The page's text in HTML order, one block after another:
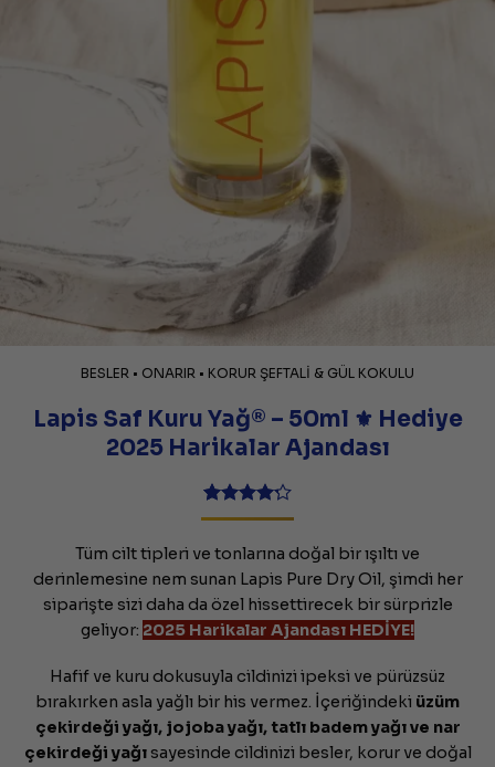
BESLER • ONARIR • KORUR ŞEFTALİ & GÜL KOKULU
Lapis Saf Kuru Yağ® – 50ml ⚜️ Hediye
2025 Harikalar Ajandası
10
müşteri
dayanarak
üzerinden
4.2puan
aldı
Tüm cilt tipleri ve tonlarına doğal bir ışıltı ve
derinlemesine nem sunan Lapis Pure Dry Oil, şimdi her
siparişte sizi daha da özel hissettirecek bir sürprizle
geliyor: 2025 Harikalar Ajandası HEDİYE!
Hafif ve kuru dokusuyla cildinizi ipeksi ve pürüzsüz
bırakırken asla yağlı bir his vermez. İçeriğindeki üzüm
çekirdeği yağı, jojoba yağı, tatlı badem yağı ve nar
çekirdeği yağısayesinde cildinizi besler, korur ve doğal